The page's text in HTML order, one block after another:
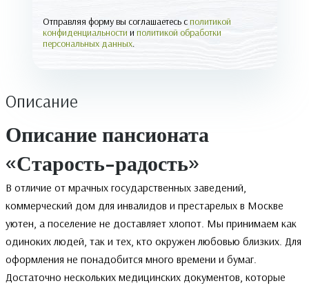
Отправляя форму вы соглашаетесь сполитикой
конфиденциальности и политикой обработки
персональных данных.
Описание
Описание пансионата
«Старость-радость»
В отличие от мрачных государственных заведений,
коммерческий дом для инвалидов и престарелых в Москве
уютен, а поселение не доставляет хлопот. Мы принимаем как
одиноких людей, так и тех, кто окружен любовью близких. Для
оформления не понадобится много времени и бумаг.
Достаточно нескольких медицинских документов, которые